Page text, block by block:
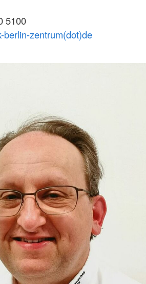
5100
berlin-zentrum(dot)de